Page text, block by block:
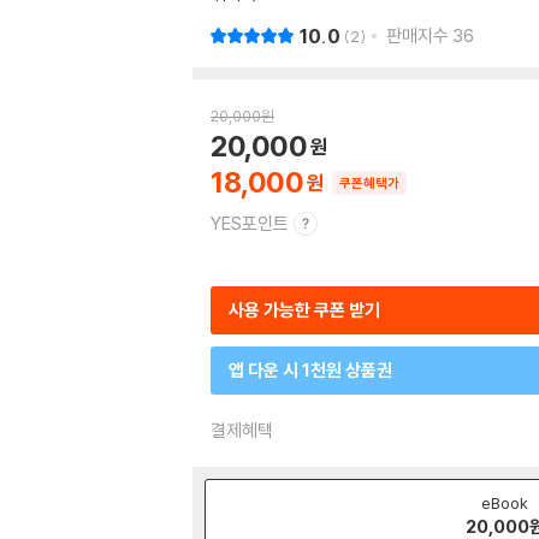
10.0 2 판매지수 36
20,000원
18,000
20,000
쿠폰혜택가
YES포인트
사용 가능한 쿠폰 받기
앱 다운 시 1천원 상품권
결제혜택
eBook
20,000